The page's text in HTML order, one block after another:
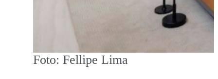
Foto: Fellipe Lima